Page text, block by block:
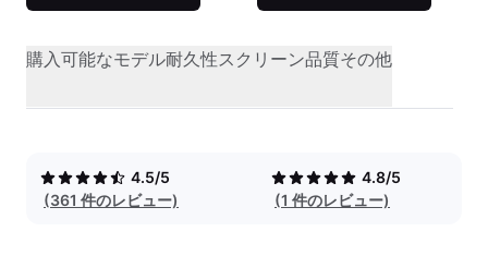
購入可能なモデル耐久性スクリーン品質その他
4.5/5
(361 件のレビュー)
4.8/5
(1 件のレビュー)